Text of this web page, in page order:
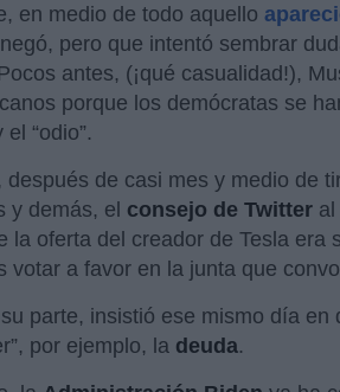
en medio de todo aquello
pero que intentó sembrar
antes, (¡qué casualidad!),
porque los demócratas se
el “odio”.
después de casi mes y medio de
y demás, el consejo de Twitter
la oferta del creador de Tesla era
votar a favor en la junta que
parte, insistió ese mismo día en
por ejemplo, la deuda.